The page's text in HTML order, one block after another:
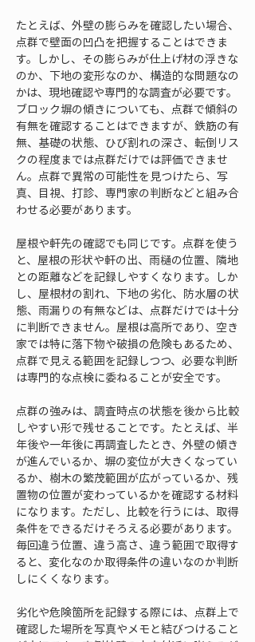
たとえば、外壁の膨らみを確認したい場合、
点群で壁面の凹凸を把握することはできま
す。しかし、その膨らみが仕上げ材の浮きな
のか、下地の変形なのか、構造的な問題なの
かは、現地確認や専門的な調査が必要です。
ブロック塀の傾きについても、点群で傾斜の
有無を確認することはできますが、鉄筋の有
無、基礎の状態、ひび割れの深さ、転倒リス
クの程度までは点群だけでは評価できませ
ん。点群で異常の可能性を見つけたら、写
真、目視、打診、専門家の判断などと組み合
わせる必要があります。
屋根や軒先の確認でも同じです。点群を使う
と、屋根の形状や軒の出、雨樋の位置、隣地
との距離などを記録しやすくなります。しか
し、屋根材の割れ、下地の劣化、防水層の状
態、雨漏りの有無などは、点群だけでは十分
に判断できません。屋根は高所であり、空き
家では特に落下物や破損の危険もあるため、
点群で見える範囲を記録しつつ、必要な判断
は専門的な点検に委ねることが安全です。
点群の強みは、調査時点の状態を後から比較
しやすい形で残せることです。たとえば、半
年後や一年後に再調査したとき、外壁の傾き
が進んでいるか、塀の変位が大きくなってい
るか、樹木の繁茂範囲が広がっているか、残
置物の位置が変わっているかを確認する材料
になります。ただし、比較を行うには、取得
条件をできるだけそろえる必要があります。
毎回違う位置、違う高さ、違う範囲で取得す
ると、変化なのか取得条件の違いなのか判断
しにくくなります。
劣化や危険箇所を記録する際には、点群上で
確認した場所を写真やメモと結びつけること